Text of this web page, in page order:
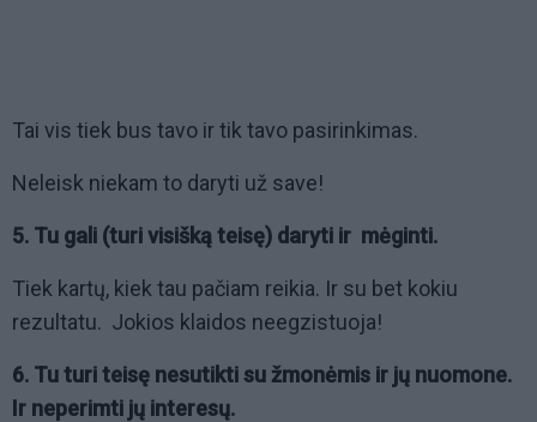
Tai vis tiek bus tavo ir tik tavo pasirinkimas.
Neleisk niekam to daryti už save!
5. Tu gali (turi visišką teisę) daryti ir mėginti.
Tiek kartų, kiek tau pačiam reikia. Ir su bet kokiu
rezultatu. Jokios klaidos neegzistuoja!
6. Tu turi teisę nesutikti su žmonėmis ir jų nuomone.
Ir neperimti jų interesų.